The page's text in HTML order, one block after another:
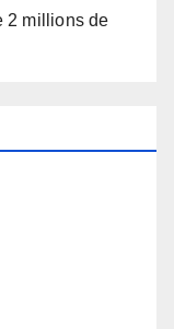
2 millions de